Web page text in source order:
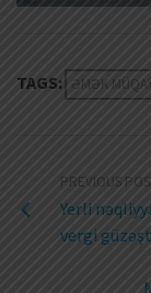
TAGS: ƏMƏK
PREVIOUS
Yerli
vergi